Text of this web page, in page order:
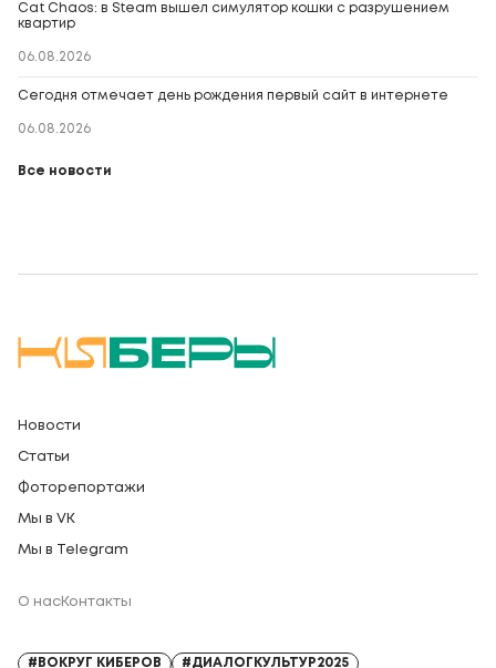
Cat Chaos: в Steam вышел симулятор кошки с разрушением
квартир
06.08.2026
Сегодня отмечает день рождения первый сайт в интернете
06.08.2026
Все новости
Новости
Статьи
Фоторепортажи
Мы в VK
Мы в Telegram
О насКонтакты
#ВОКРУГ КИБЕРОВ #ДИАЛОГКУЛЬТУР2025